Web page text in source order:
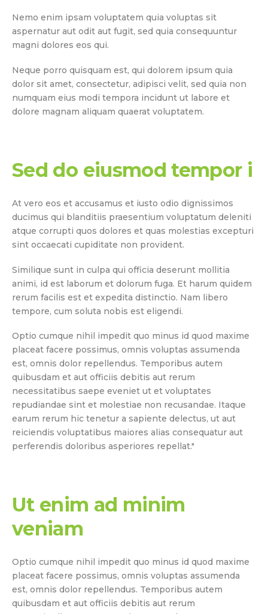
Nemo enim ipsam voluptatem quia voluptas sit
aspernatur aut odit aut fugit, sed quia consequuntur
magni dolores eos qui.
Neque porro quisquam est, qui dolorem ipsum quia
dolor sit amet, consectetur, adipisci velit, sed quia non
numquam eius modi tempora incidunt ut labore et
dolore magnam aliquam quaerat voluptatem.
Sed do eiusmod tempor i
At vero eos et accusamus et iusto odio dignissimos
ducimus qui blanditiis praesentium voluptatum deleniti
atque corrupti quos dolores et quas molestias excepturi
sint occaecati cupiditate non provident.
Similique sunt in culpa qui officia deserunt mollitia
animi, id est laborum et dolorum fuga. Et harum quidem
rerum facilis est et expedita distinctio. Nam libero
tempore, cum soluta nobis est eligendi.
Optio cumque nihil impedit quo minus id quod maxime
placeat facere possimus, omnis voluptas assumenda
est, omnis dolor repellendus. Temporibus autem
quibusdam et aut officiis debitis aut rerum
necessitatibus saepe eveniet ut et voluptates
repudiandae sint et molestiae non recusandae. Itaque
earum rerum hic tenetur a sapiente delectus, ut aut
reiciendis voluptatibus maiores alias consequatur aut
perferendis doloribus asperiores repellat."
Ut enim ad minim
veniam
Optio cumque nihil impedit quo minus id quod maxime
placeat facere possimus, omnis voluptas assumenda
est, omnis dolor repellendus. Temporibus autem
quibusdam et aut officiis debitis aut rerum